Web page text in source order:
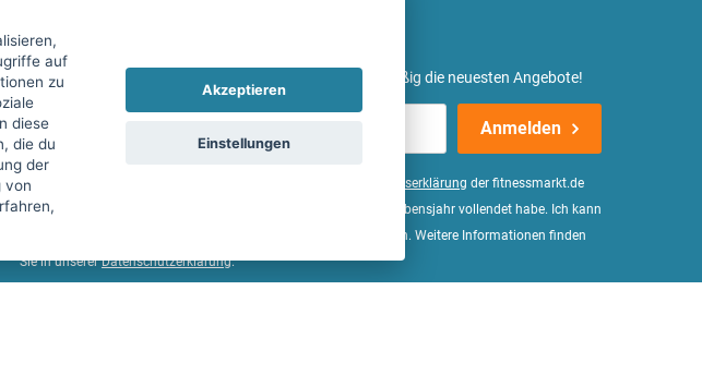
Newsletter
dich hier für unseren Newsletter ein und erhalte regelmäßig die neuesten Angebote!
Anmelden
Ich stimme der Verarbeitung meiner Daten, wie in der Einwilligungserklärung der fitnessmarkt.de
services GmbH beschrieben, zu und bestätige, dass ich das 16. Lebensjahr vollendet habe. Ich kann
diese Einwilligung jederzeit mit Wirkung für die Zukunft widerrufen. Weitere Informationen finden
Sie in unsererDatenschutzerklärung.
auf
zu
diese
die du
der
von
Akzeptieren
Einstellungen